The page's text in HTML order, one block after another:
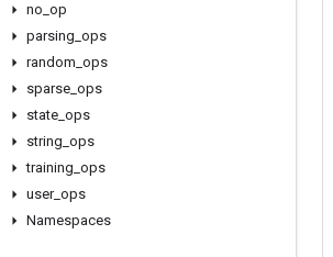
no op
parsing ops
random ops
sparse ops
state ops
string ops
training ops
user_ ops
Namespaces